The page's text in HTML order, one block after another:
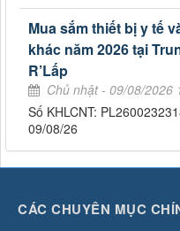
Mua sắm thiết bị y tế
khác năm 2026 tại
R’Lấp
Chủ nhật - 09/08/2026
Số KHLCNT:
09/08/26
CÁC CHUYÊN MỤC